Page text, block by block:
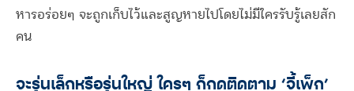
หารอร่อยๆ จะถูกเก็บไว้และสูญหายไปโดยไม่มีใครรับรู้เลยสัก
คน
จะรุ่นเล็กหรือรุ่นใหญ่ ใครๆ ก็กดติดตาม ‘จี้เพ็ก’